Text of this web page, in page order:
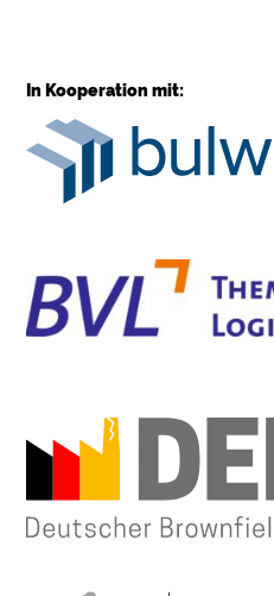
In Kooperation mit: